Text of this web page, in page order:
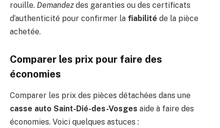
rouille. Demandezdes garanties ou des certificats
d’authenticité pour confirmer la fiabilité de la pièce
achetée.
Comparer les prix pour faire des
économies
Comparer les prix des pièces détachées dans une
casse auto Saint-Dié-des-Vosges aide à faire des
économies. Voici quelques astuces :